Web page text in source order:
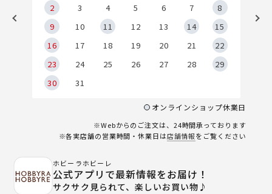
2
3 4 5 6 7
8
9
10 11 12 13 14
15
16
17 18 19 20 21
22
23
24 25 26 27 28
29
30
31
オンラインショップ休業日
※Webからのご注文は、24時間承っております
※各実店舗の営業時間・休業日は店舗情報をご覧ください
ホビーラホビーレ
公式アプリで最新情報をお届け！
サクサク見られて、楽しいお買い物♪